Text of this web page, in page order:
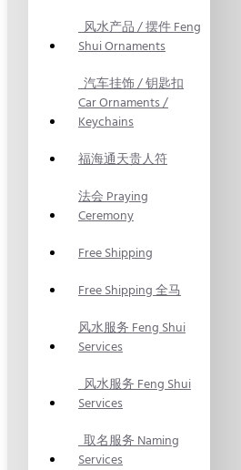
风水产品 / 摆件 Feng
Shui Ornaments
汽车挂饰 / 钥匙扣
Car Ornaments /
Keychains
福海通天贵人符
法会 Praying
Ceremony
Free Shipping
Free Shipping 全马
风水服务 Feng Shui
Services
风水服务 Feng Shui
Services
取名服务 Naming
Services